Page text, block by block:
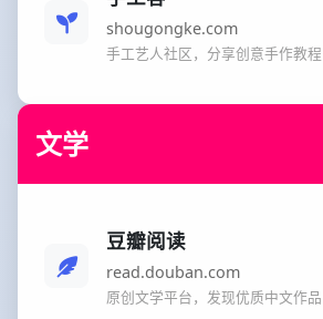
shougongke.com
手工艺人社区，分享创意手作教程
文学
豆瓣阅读
read.douban.com
原创文学平台，发现优质中文作品